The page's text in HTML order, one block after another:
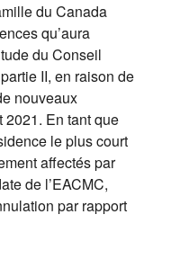
du Canada
qu’aura
du Conseil
II, en raison de
nouveaux
2021. En tant que
le plus court
affectés par
de l’EACMC,
par rapport